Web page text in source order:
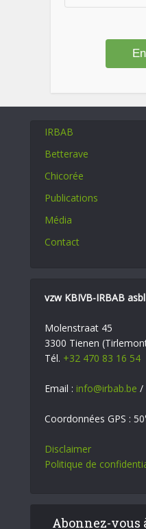
IRBAB
Betterave
Chicorée
Publications
Média
Contact
vzw KBIVB-IRBAB asbl
Molenstraat 45
3300 Tienen
Tél. +32 470 83 16 54
Email : info@irbab.be /
Coordonnées GPS :
Disclaimer
Politique de
Abonnez-